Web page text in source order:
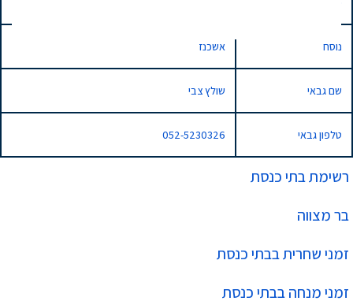
רשימת בתי כנסת
בר מצווה
זמני שחרית בבתי כנסת
זמני מנחה בבתי כנסת
נוסח אשכנז
שם גבאי שולץ צבי
טלפון גבאי 052-5230326